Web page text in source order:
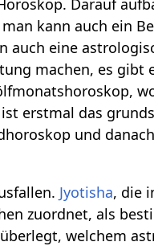
kann auch ein
auch eine
machen, es gibt
erstmal das
und
Jyotisha, die
zuordnet, als
welchem